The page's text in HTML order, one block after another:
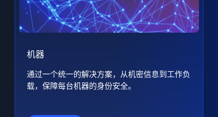
机器
通过一个统一的解决方案，从机密信息到工作负
载，保障每台机器的身份安全。